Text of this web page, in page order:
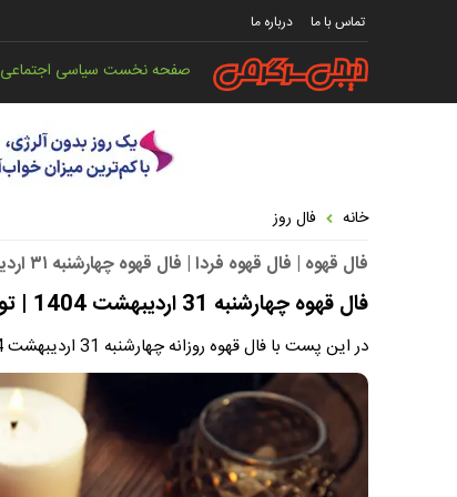
تماس با ما درباره ما
صفحه نخستسیاسی اجتماعی
خانه فال روز
فال قهوه | فال قهوه فردا | فال قهوه چهارشنبه ۳۱ اردیبهشت ۱۴۰۴
فال قهوه چهارشنبه 31 اردیبهشت 1404 | توانایی لازم برای حل مشکلات را دارید !
در این پست با فال قهوه روزانه چهارشنبه 31 اردیبهشت 1404 بر اساس ماه تولد همراه ما باشید.